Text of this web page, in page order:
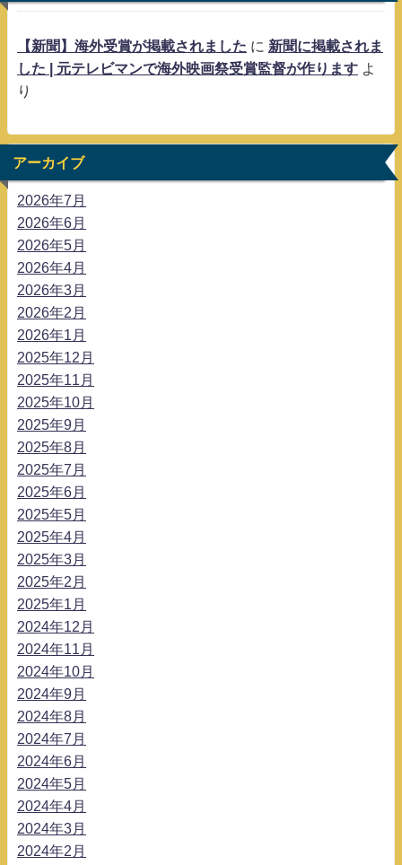
【新聞】海外受賞が掲載されました に 新聞に掲載されま
した | 元テレビマンで海外映画祭受賞監督が作ります よ
り
アーカイブ
2026年7月
2026年6月
2026年5月
2026年4月
2026年3月
2026年2月
2026年1月
2025年12月
2025年11月
2025年10月
2025年9月
2025年8月
2025年7月
2025年6月
2025年5月
2025年4月
2025年3月
2025年2月
2025年1月
2024年12月
2024年11月
2024年10月
2024年9月
2024年8月
2024年7月
2024年6月
2024年5月
2024年4月
2024年3月
2024年2月